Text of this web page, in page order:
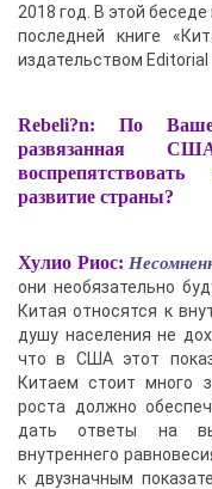
2018 год. В этой
последней книге
издательством Editorial
Rebeli?n: По
развязанная
развитие страны?
Хулио Риос:
они необязательно
Китая относятся к
душу населения не
что в США этот
Китаем стоит много
роста должно
дать ответы на
внутреннего
к двузначным